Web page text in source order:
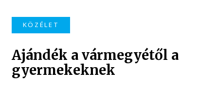
KÖZÉLET
Ajándék a vármegyétől a
gyermekeknek